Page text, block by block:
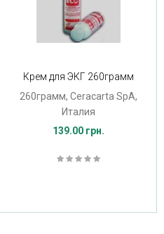
Крем для ЭКГ 260грамм
260грамм, Ceracarta SpA,
Италия
139.00 грн.